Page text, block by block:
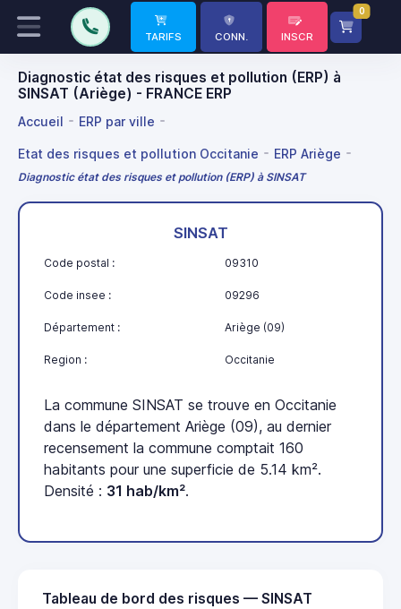
TARIFS CONN. INSCR
0
Diagnostic état des risques et pollution (ERP) à
SINSAT (Ariège) - FRANCE ERP
Accueil ERP par ville
Etat des risques et pollution Occitanie ERP Ariège
Diagnostic état des risques et pollution (ERP) à SINSAT
SINSAT
Code postal : 09310
Code insee : 09296
Département : Ariège (09)
Region : Occitanie
La commune SINSAT se trouve en Occitanie
dans le département Ariège (09), au dernier
recensement la commune comptait 160
habitants pour une superficie de 5.14 km².
Densité : 31 hab/km².
Tableau de bord des risques — SINSAT